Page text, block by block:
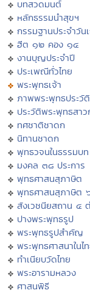
บทสวดมนต์
หลักธรรมนำสุขฯ
กรรมฐานประจำวัน
ฮีต ๑๒ คอง ๑๔
งานบุญประจำปี
ประเพณีทั่วไทย
พระพุทธเจ้า
ภาพพระพุทธประวัติ
ประวัติพระพุทธสาว
ทศชาติชาดก
นิทานชาดก
พุทธวจนในธรรมบท
มงคล ๓๘ ประการ
พุทธศาสนสุภาษิต
พุทธศาสนสุภาษิต
สังเวชนียสถาน ๔
ปางพระพุทธรูป
พระพุทธรูปสำคัญ
พระพุทธศาสนาในไ
ทำเนียบวัดไทย
พระอารามหลวง
ศาสนพิธี